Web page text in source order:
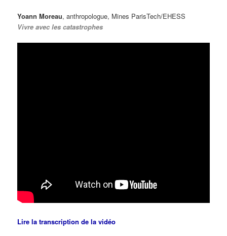
Yoann Moreau, anthropologue, Mines ParisTech/EHESS
Vivre avec les catastrophes
Lire la transcription de la vidéo